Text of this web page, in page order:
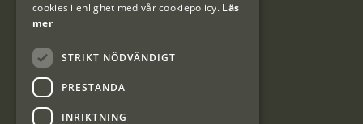
Information om kundklubben.
cookies i enlighet med vår cookiepolicy. Läs
mer
STRIKT NÖDVÄNDIGT
PRESTANDA
INRIKTNING